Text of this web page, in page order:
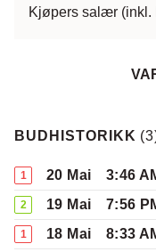
Kjøpers salær (inkl.
BUDHISTORIKK (3
1 20 Mai 3:46
2 19 Mai 7:56
1 18 Mai 8:33